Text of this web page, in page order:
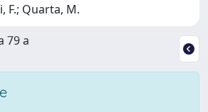
F.; Quarta, M.
79 a